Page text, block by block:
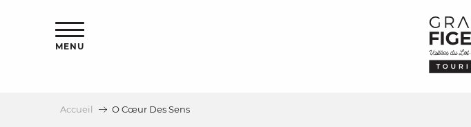
MENU
Accueil O Cœur Des Sens